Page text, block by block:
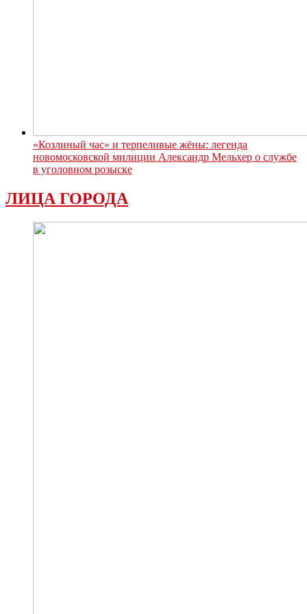
«Козлиный час» и терпеливые жёны: легенда
новомосковской милиции Александр Мельхер о службе
в уголовном розыске
ЛИЦА ГОРОДА